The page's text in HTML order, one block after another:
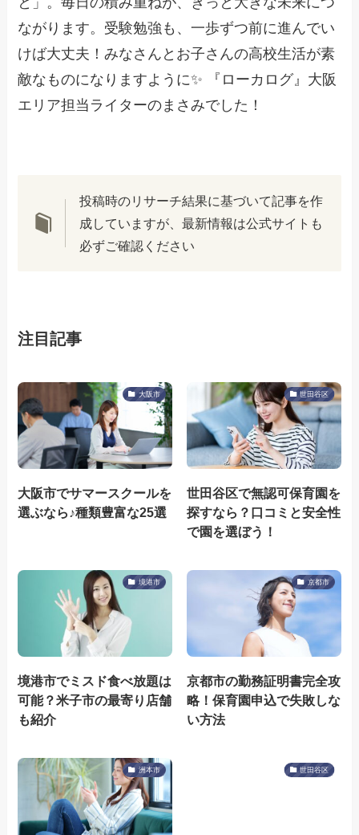
ながります。受験勉強も、一歩ずつ前に進んでい
けば大丈夫！みなさんとお子さんの高校生活が素
敵なものになりますように✨ 『ローカログ』大阪
エリア担当ライターのまさみでした！
投稿時のリサーチ結果に基づいて記事を作
成していますが、最新情報は公式サイトも
必ずご確認ください
注目記事
大阪市
大阪市でサマースクールを
選ぶなら♪種類豊富な25選
世田谷区
世田谷区で無認可保育園を
探すなら？口コミと安全性
で園を選ぼう！
境港市
境港市でミスド食べ放題は
可能？米子市の最寄り店舗
も紹介
京都市
京都市の勤務証明書完全攻
略！保育園申込で失敗しな
い方法
洲本市 世田谷区